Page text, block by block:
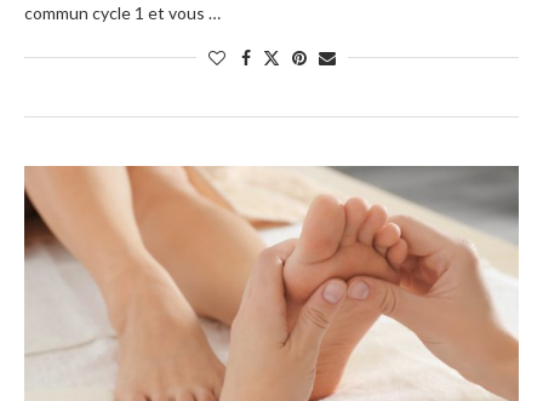
commun cycle 1 et vous …